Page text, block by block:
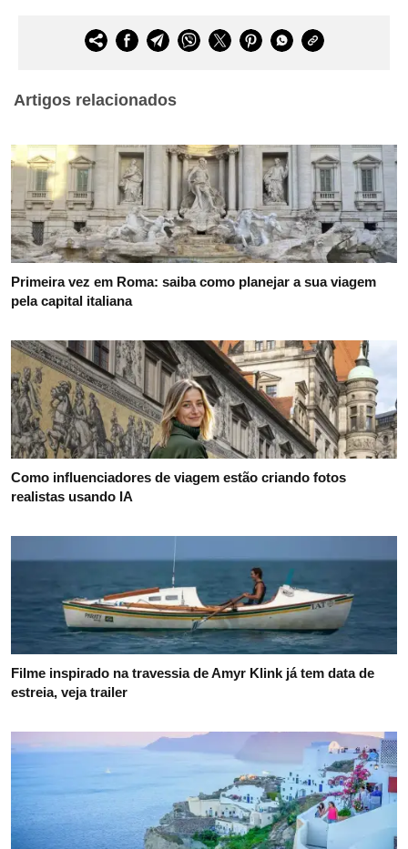
Artigos relacionados
Primeira vez em Roma: saiba como planejar a sua viagem
pela capital italiana
Como influenciadores de viagem estão criando fotos
realistas usando IA
Filme inspirado na travessia de Amyr Klink já tem data de
estreia, veja trailer